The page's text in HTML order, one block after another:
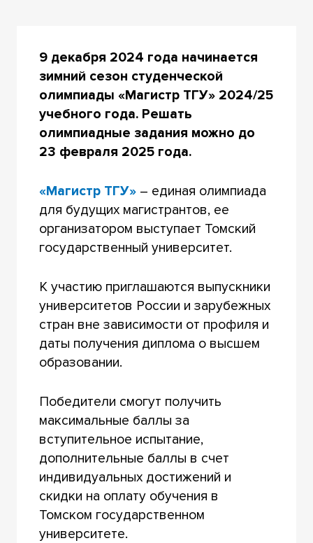
9 декабря 2024 года начинается
зимний сезон студенческой
олимпиады «Магистр ТГУ» 2024/25
учебного года. Решать
олимпиадные задания можно до
23 февраля 2025 года.
«Магистр ТГУ»– единая олимпиада
для будущих магистрантов, ее
организатором выступает Томский
государственный университет.
К участию приглашаются выпускники
университетов России и зарубежных
стран вне зависимости от профиля и
даты получения диплома о высшем
образовании.
Победители смогут получить
максимальные баллы за
вступительное испытание,
дополнительные баллы в счет
индивидуальных достижений и
скидки на оплату обучения в
Томском государственном
университете.